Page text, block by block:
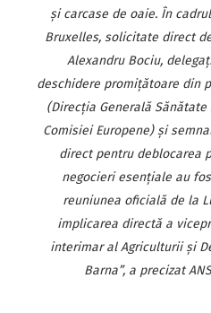
şi carcase de oaie. În
Bruxelles, solicitate direct
Alexandru Bociu,
deschidere promiţătoare din
(Direcţia Generală
Comisiei Europene) şi
direct pentru deblocarea
negocieri esenţiale au
reuniunea oficială de la
implicarea directă a
interimar al Agriculturii şi
Barna”, a precizat